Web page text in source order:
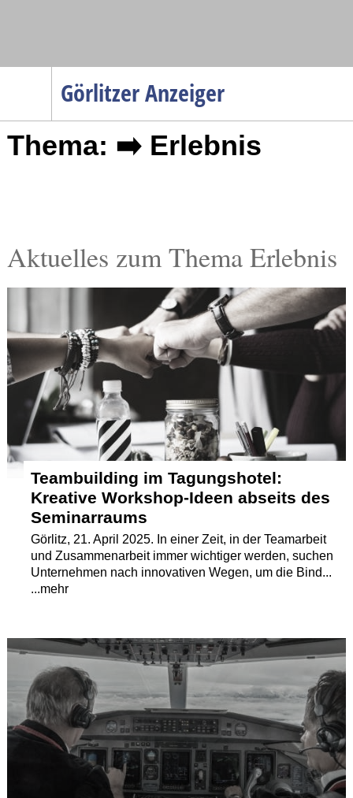
Görlitzer Anzeiger
Menüpunkte
Startseite
Verkehr
Sport
Termine
Kostenlos
Thema: ➡️ Erlebnis
Aktuelles zum Thema Erlebnis
Teambuilding im Tagungshotel:
Kreative Workshop-Ideen abseits des
Seminarraums
Görlitz, 21. April 2025. In einer Zeit, in der Teamarbeit
und Zusammenarbeit immer wichtiger werden, suchen
Unternehmen nach innovativen Wegen, um die Bind...
...mehr